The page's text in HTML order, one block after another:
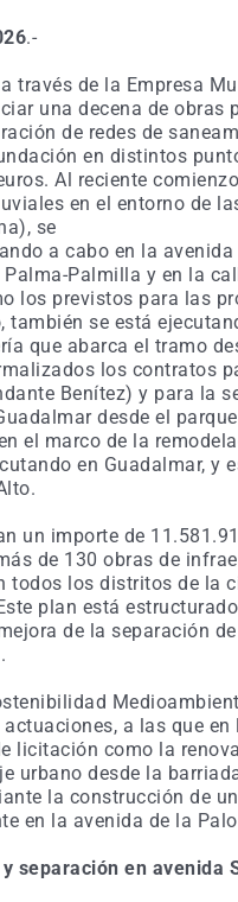
.-
través de la Empresa
una decena de obras
de redes de
en distintos
Al reciente
en el entorno de
se
a cabo en la
Palmilla y en la
los previstos para las
también se está
que abarca el tramo
los contratos
Benítez) y para la
desde el
el marco de la
en Guadalmar, y
un importe de
de 130 obras de
todos los distritos de la
plan está
de la separación
a las que
licitación como la
urbano desde la
la construcción de
en la avenida de la
separación en avenida